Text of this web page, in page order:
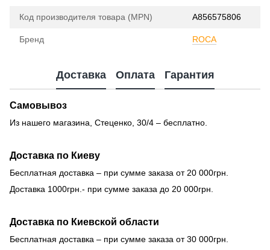
Код производителя товара (MPN) A856575806
Бренд ROCA
Доставка Оплата Гарантия
Самовывоз
Из нашего магазина, Стеценко, 30/4 – бесплатно.
Доставка по Киеву
Бесплатная доставка – при сумме заказа от 20 000грн.
Доставка 1000грн.- при сумме заказа до 20 000грн.
Доставка по Киевской области
Бесплатная доставка – при сумме заказа от 30 000грн.